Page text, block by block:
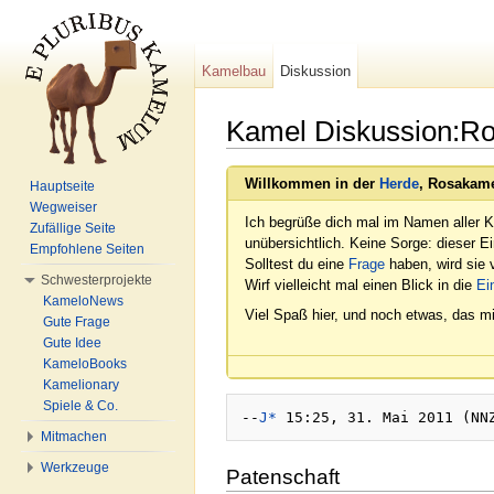
Kamel
Willkommen in der Herde,
Ich begrüße dich mal im Namen aller
unübersichtlich. Keine Sorge: dieser
Solltest du eine Frage haben, wird sie
Wirf vielleicht mal einen Blick in die
Viel Spaß hier, und noch etwas, das
--J*
Patenschaft
Kamelbau Diskussion
Hauptseite
Wegweiser
Zufällige Seite
Empfohlene Seiten
Schwesterprojekte
KameloNews
Gute Frage
Gute Idee
KameloBooks
Kamelionary
Spiele & Co.
Mitmachen
Werkzeuge